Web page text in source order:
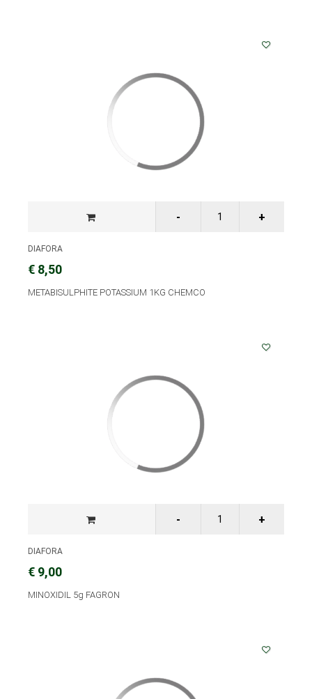
DIAFORA
€ 8,50
METABISULPHITE POTASSIUM 1KG CHEMCO
DIAFORA
€ 9,00
MINOXIDIL 5g FAGRON